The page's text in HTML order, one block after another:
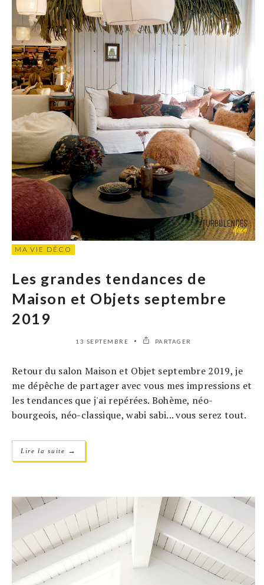
MA VIE DÉCO
Les grandes tendances de
Maison et Objets septembre
2019
13 SEPTEMBRE PARTAGER
Retour du salon Maison et Objet septembre 2019, je
me dépêche de partager avec vous mes impressions et
les tendances que j'ai repérées. Bohème, néo-
bourgeois, néo-classique, wabi sabi... vous serez tout.
Lire la suite →